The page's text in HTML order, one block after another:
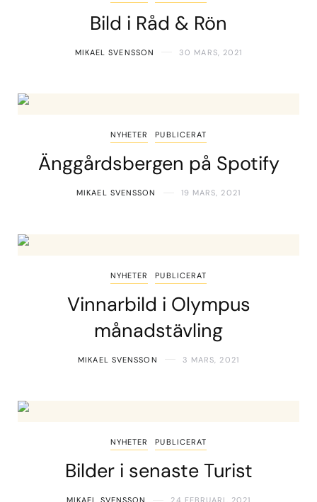
Bild i Råd & Rön
MIKAEL SVENSSON 30 MARS, 2021
NYHETER PUBLICERAT
Änggårdsbergen på Spotify
MIKAEL SVENSSON 19 MARS, 2021
NYHETER PUBLICERAT
Vinnarbild i Olympus
månadstävling
MIKAEL SVENSSON 3 MARS, 2021
NYHETER PUBLICERAT
Bilder i senaste Turist
MIKAEL SVENSSON 24 FEBRUARI, 2021